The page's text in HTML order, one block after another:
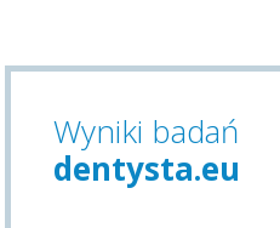
Wyniki badań
dentysta.eu